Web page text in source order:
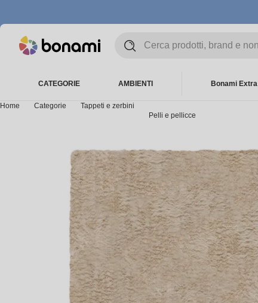
CATEGORIE AMBIENTI Bonami Extra
Home Categorie
Tappeti e zerbini
Pelli e pellicce